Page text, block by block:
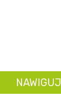
NAWIGUJ